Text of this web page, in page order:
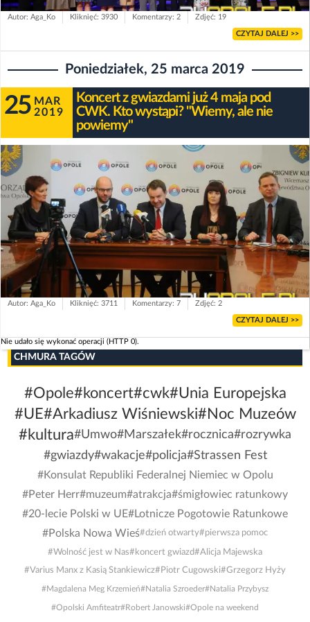
Autor: Aga_Ko Kliknięć: 3930 Komentarzy: 2 Zdjęć: 19
CZYTAJ DALEJ >>
Poniedziałek, 25 marca 2019
25 MAR
2019
Koncert z gwiazdami już 4 maja pod
CWK. Kto wystąpi? "Wiemy, ale nie
powiemy"
Autor: Aga_Ko Kliknięć: 3711 Komentarzy: 7 Zdjęć: 2
CZYTAJ DALEJ >>
Nie udało się wykonać operacji (HTTP 0).
CHMURA TAGÓW
#Opole#koncert#cwk#Unia Europejska
#UE#Arkadiusz Wiśniewski#Noc Muzeów
#kultura#Umwo#Marszałek#rocznica#rozrywka
#gwiazdy#wakacje#policja#Strassen Fest
#Konsulat Republiki Federalnej Niemiec w Opolu
#Peter Herr#muzeum#atrakcja#śmigłowiec ratunkowy
#20-lecie Polski w UE#Lotnicze Pogotowie Ratunkowe
#Polska Nowa Wieś#dzień otwarty#pierwsza pomoc
#Wolność jest w Nas#koncert gwiazd#Alicja Majewska
#Varius Manx z Kasią Stankiewicz#Piotr Cugowski#Grzegorz Hyży
#Magdalena Meg Krzemień#Natalia Szroeder#Natalia Przybysz
#Opolski Amfiteatr#Robert Janowski#Opole na weekend